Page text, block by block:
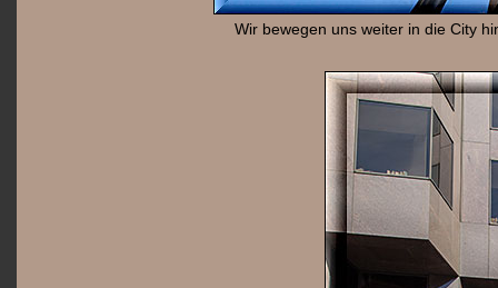
Wir bewegen uns weiter in die City